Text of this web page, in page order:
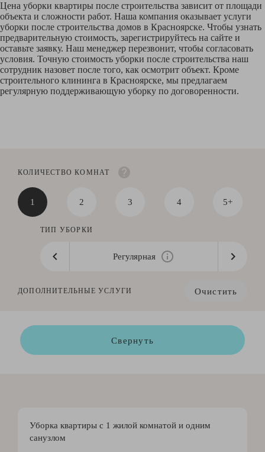
Цена уборки квартиры после строительства зависит от площади
объекта и сложности работ. Наша компания оказывает услуги
уборки после строительства домов в Красноярске. Чтобы узнать
предварительную стоимость, зарегистрируйтесь на сайте и
оставьте заявку. Наш менеджер перезвонит, чтобы согласовать
условия. Точную стоимость уборки после строительства наш
сотрудник назовет после того, как осмотрит объект. Кроме
строительного клининга в Красноярске, мы предлагаем
регулярную поддерживающую уборку по договоренности.
КОЛИЧЕСТВО КОМНАТ
1 2 3 4 5+
ТИП УБОРКИ
Регулярная
ДОПОЛНИТЕЛЬНЫЕ УСЛУГИ Очистить
Свернуть
Уборка квартиры с 1 жилой комнатой и одним
санузлом